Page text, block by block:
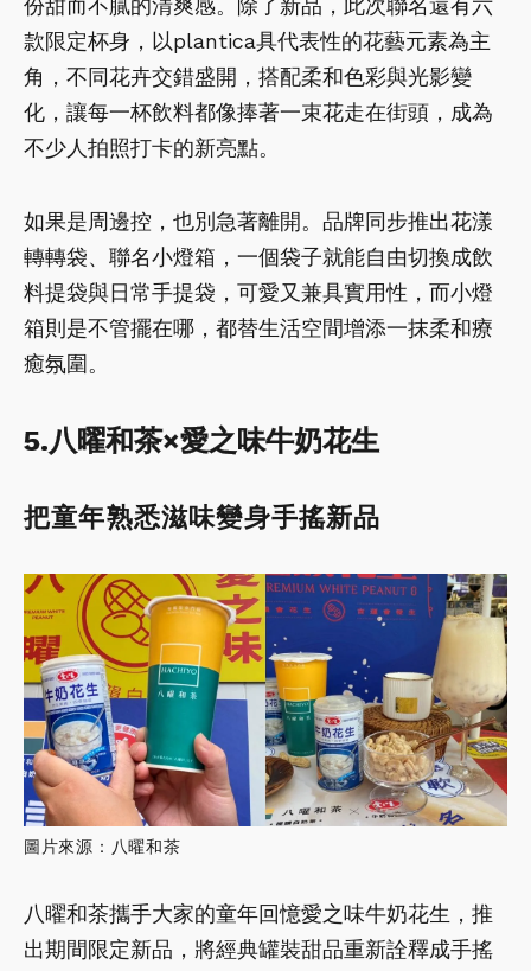
款限定杯身，以plantica具代表性的花藝元素為主
角，不同花卉交錯盛開，搭配柔和色彩與光影變
化，讓每一杯飲料都像捧著一束花走在街頭，成為
不少人拍照打卡的新亮點。
如果是周邊控，也別急著離開。品牌同步推出花漾
轉轉袋、聯名小燈箱，一個袋子就能自由切換成飲
料提袋與日常手提袋，可愛又兼具實用性，而小燈
箱則是不管擺在哪，都替生活空間增添一抹柔和療
癒氛圍。
5.八曜和茶×愛之味牛奶花生
把童年熟悉滋味變身手搖新品
圖片來源：八曜和茶
八曜和茶攜手大家的童年回憶愛之味牛奶花生，推
出期間限定新品，將經典罐裝甜品重新詮釋成手搖